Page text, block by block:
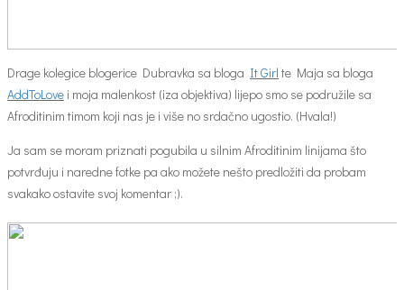
Drage kolegice blogerice Dubravka sa bloga It Girl te Maja sa bloga
AddToLove i moja malenkost (iza objektiva) lijepo smo se podružile sa
Afroditinim timom koji nas je i više no srdačno ugostio. (Hvala!)
Ja sam se moram priznati pogubila u silnim Afroditinim linijama što
potvrđuju i naredne fotke pa ako možete nešto predložiti da probam
svakako ostavite svoj komentar ;).